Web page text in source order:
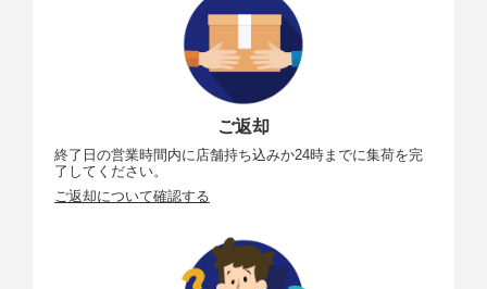
ご返却
終了日の営業時間内に店舗持ち込みか24時までに集荷を完
了してください。
ご返却について確認する